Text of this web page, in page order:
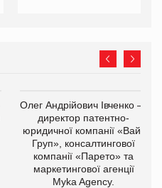
Олег Андрійович Івченко —
директор патентно-
юридичної компанії «Вайз
Груп», консалтингової
компанії «Парето» та
маркетингової агенції
Myka Agency.